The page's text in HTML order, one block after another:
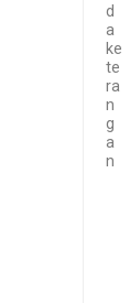
d
a
ke
te
ra
n
g
a
n